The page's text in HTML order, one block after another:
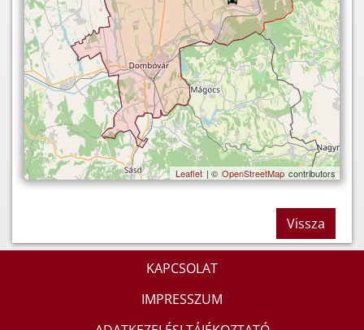
Leaflet | © OpenStreetMap contributors
Vissza
KAPCSOLAT
IMPRESSZUM